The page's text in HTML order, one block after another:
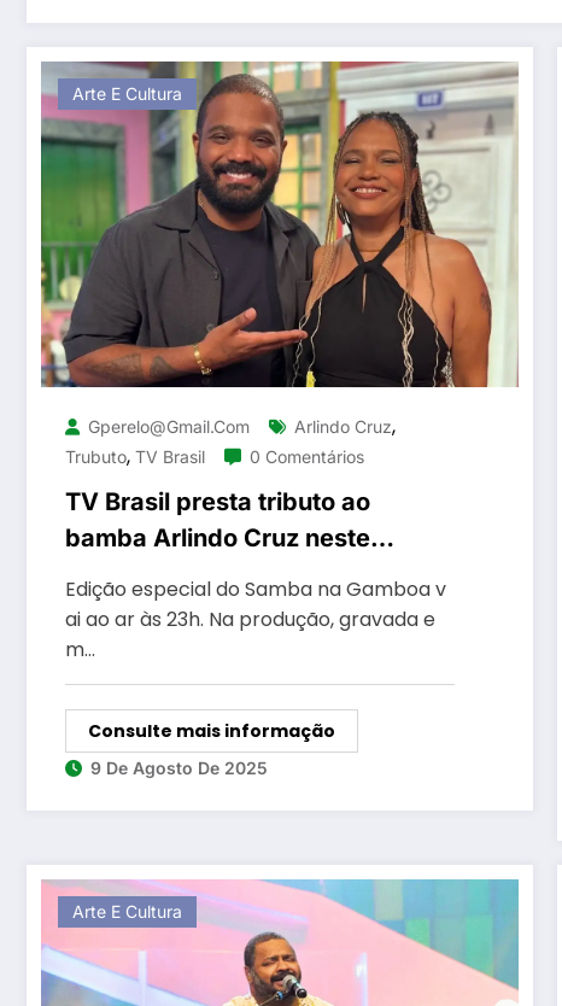
Arte E Cultura
Gperelo@gmail.com Arlindo Cruz,
Trubuto, TV Brasil 0 Comentários
TV Brasil presta tributo ao
bamba Arlindo Cruz neste
sábado
Edição especial do Samba na Gamboa v
ai ao ar às 23h. Na produção, gravada e
m…
Consulte mais informação
9 De Agosto De 2025
Arte E Cultura